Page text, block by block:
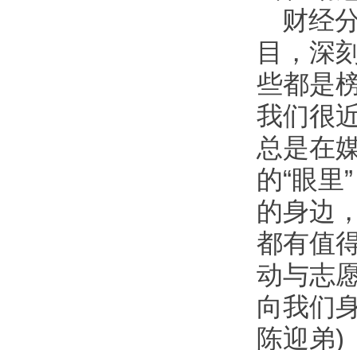
财经
目，深
些都是
我们很
总是在
的“眼里
的身边
都有值
动与志
向我们
陈迎